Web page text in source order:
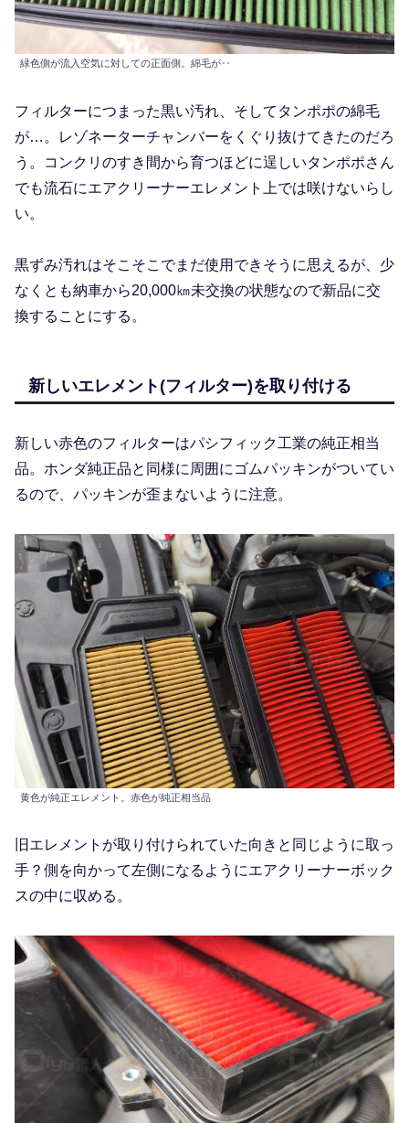
緑色側が流入空気に対しての正面側。綿毛が‥
フィルターにつまった黒い汚れ、そしてタンポポの綿毛
が…。レゾネーターチャンバーをくぐり抜けてきたのだろ
う。コンクリのすき間から育つほどに逞しいタンポポさん
でも流石にエアクリーナーエレメント上では咲けないらし
い。
黒ずみ汚れはそこそこでまだ使用できそうに思えるが、少
なくとも納車から20,000㎞未交換の状態なので新品に交
換することにする。
新しいエレメント(フィルター)を取り付ける
新しい赤色のフィルターはパシフィック工業の純正相当
品。ホンダ純正品と同様に周囲にゴムパッキンがついてい
るので、パッキンが歪まないように注意。
黄色が純正エレメント。赤色が純正相当品
旧エレメントが取り付けられていた向きと同じように取っ
手？側を向かって左側になるようにエアクリーナーボック
スの中に収める。